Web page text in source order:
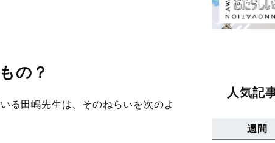
の？
る田嶋先生は、そのねらいを次のよ
人気記
週間